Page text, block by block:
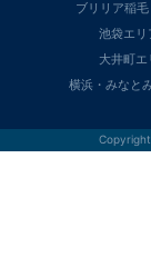
ブリリア稲毛
池袋エリ
大井町エ
横浜・みなと